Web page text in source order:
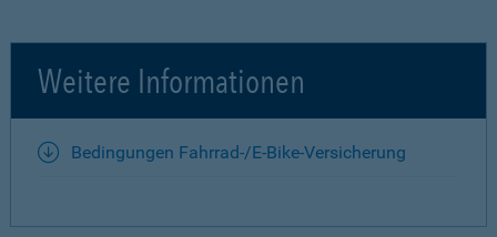
Weitere Informationen
Bedingungen Fahrrad-/E-Bike-Versicherung